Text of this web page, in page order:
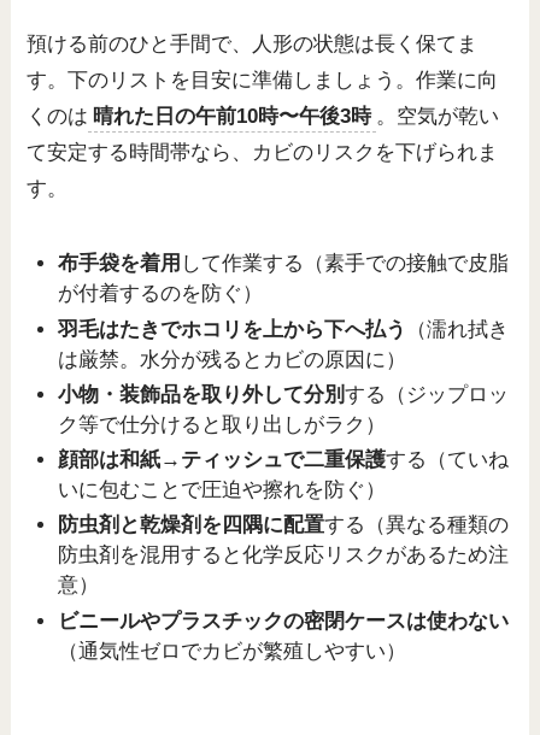
預ける前のひと手間で、人形の状態は長く保てま
す。下のリストを目安に準備しましょう。作業に向
くのは 晴れた日の午前10時〜午後3時 。空気が乾い
て安定する時間帯なら、カビのリスクを下げられま
す。
布手袋を着用 して作業する（素手での接触で皮脂
が付着するのを防ぐ）
羽毛はたきでホコリを上から下へ払う
（濡れ拭き
は厳禁。水分が残るとカビの原因に）
小物・装飾品を取り外して分別する（ジップロッ
ク等で仕分けると取り出しがラク）
顔部は和紙→ティッシュで二重保護する（ていね
いに包むことで圧迫や擦れを防ぐ）
防虫剤と乾燥剤を四隅に配置する（異なる種類の
防虫剤を混用すると化学反応リスクがあるため注
意）
ビニールやプラスチックの密閉ケースは使わない
（通気性ゼロでカビが繁殖しやすい）